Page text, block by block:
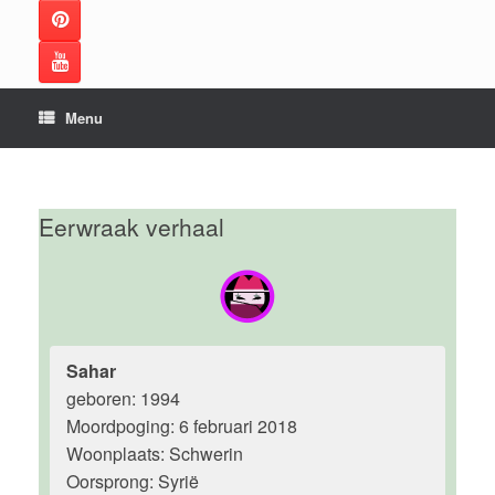
Menu
Eerwraak verhaal
Sahar
geboren: 1994
Moordpoging: 6 februari 2018
Woonplaats: Schwerin
Oorsprong: Syrië